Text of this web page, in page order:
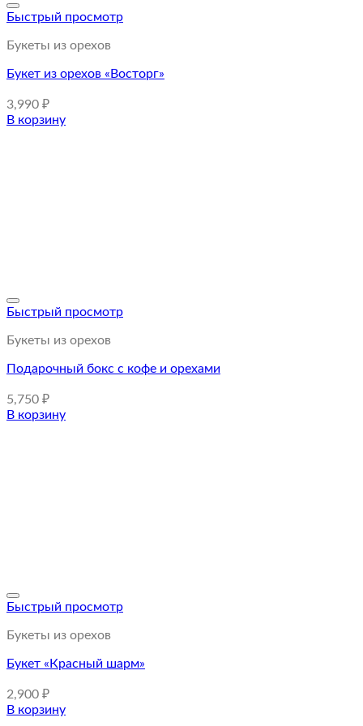
Быстрый просмотр
Букеты из орехов
Букет из орехов «Восторг»
3,990 ₽
В корзину
Быстрый просмотр
Букеты из орехов
Подарочный бокс с кофе и орехами
5,750 ₽
В корзину
Быстрый просмотр
Букеты из орехов
Букет «Красный шарм»
2,900 ₽
В корзину